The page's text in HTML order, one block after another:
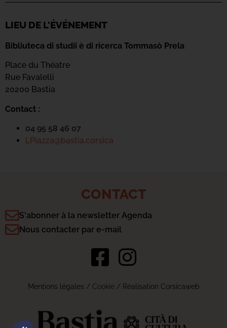
LIEU DE L'ÉVÉNEMENT
Bibliuteca di studii è di ricerca Tommasò Prela
Place du Théatre
Rue Favalelli
20200 Bastia
Contact :
04 95 58 46 07
LPiazza@bastia.corsica
CONTACT
S'abonner à la newsletter Agenda
Nous contacter par e-mail
Mentions légales / Cookie/ Réalisation Corsicaweb